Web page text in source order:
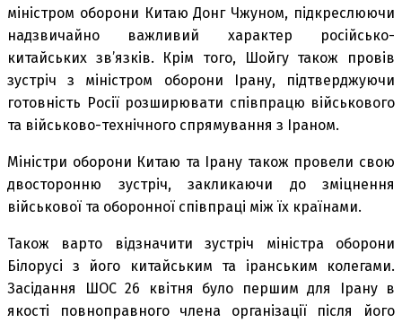
міністром оборони Китаю Донг Чжуном, підкреслюючи
надзвичайно важливий характер російсько-
китайських зв’язків. Крім того, Шойгу також провів
зустріч з міністром оборони Ірану, підтверджуючи
готовність Росії розширювати співпрацю військового
та військово-технічного спрямування з Іраном.
Міністри оборони Китаю та Ірану також провели свою
двосторонню зустріч, закликаючи до зміцнення
військової та оборонної співпраці між їх країнами.
Також варто відзначити зустріч міністра оборони
Білорусі з його китайським та іранським колегами.
Засідання ШОС 26 квітня було першим для Ірану в
якості повноправного члена організації після його